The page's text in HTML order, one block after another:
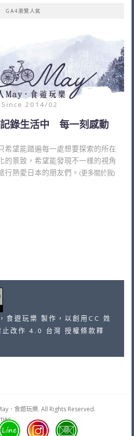
GA4瀏覽人氣
Since 2014/02
錄生活中 每一刻感動
希望能踏遍每一處想要探索的所在
的景致，希望能發現不一樣的視角
行熱愛日本的朋友們。 (更多關於我)
食遊玩樂 製作，以創用CC 姓
改作 4.0 台灣 授權條款釋
．食遊玩樂. All Rights Reserved.